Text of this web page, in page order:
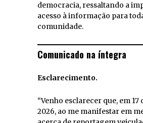
democracia, ressaltando a
acesso à informação para
comunidade.
Comunicado na íntegra
Esclarecimento.
“Venho esclarecer que, em 17
2026, ao me manifestar em